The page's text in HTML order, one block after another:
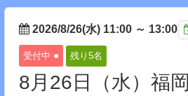
2026/8/26(水) 11:00 ～ 13:00
受付中 ● 残り5名
8月26日（水）福